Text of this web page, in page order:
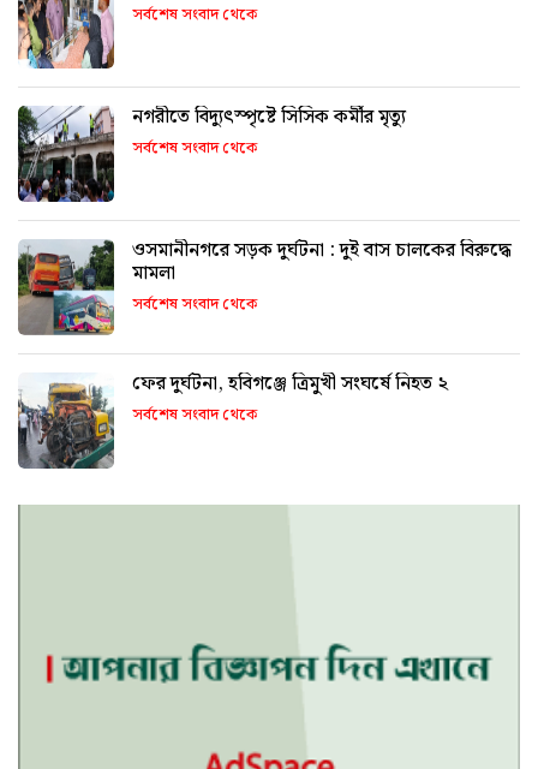
সর্বশেষ সংবাদ থেকে
নগরীতে বিদ্যুৎস্পৃষ্টে সিসিক কর্মীর মৃত্যু
সর্বশেষ সংবাদ থেকে
ওসমানীনগরে সড়ক দুর্ঘটনা : দুই বাস চালকের বিরুদ্ধে
মামলা
সর্বশেষ সংবাদ থেকে
ফের দুর্ঘটনা, হবিগঞ্জে ত্রিমুখী সংঘর্ষে নিহত ২
সর্বশেষ সংবাদ থেকে